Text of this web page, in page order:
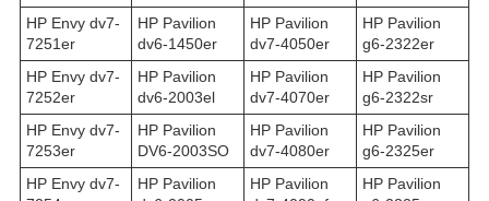
HP Envy dv7-
7251er
HP Pavilion
dv6-1450er
HP Pavilion
dv7-4050er
HP Pavilion
g6-2322er
HP Envy dv7-
7252er
HP Pavilion
dv6-2003el
HP Pavilion
dv7-4070er
HP Pavilion
g6-2322sr
HP Envy dv7-
7253er
HP Pavilion
DV6-2003SO
HP Pavilion
dv7-4080er
HP Pavilion
g6-2325er
HP Envy dv7-
HP Pavilion
HP Pavilion
HP Pavilion